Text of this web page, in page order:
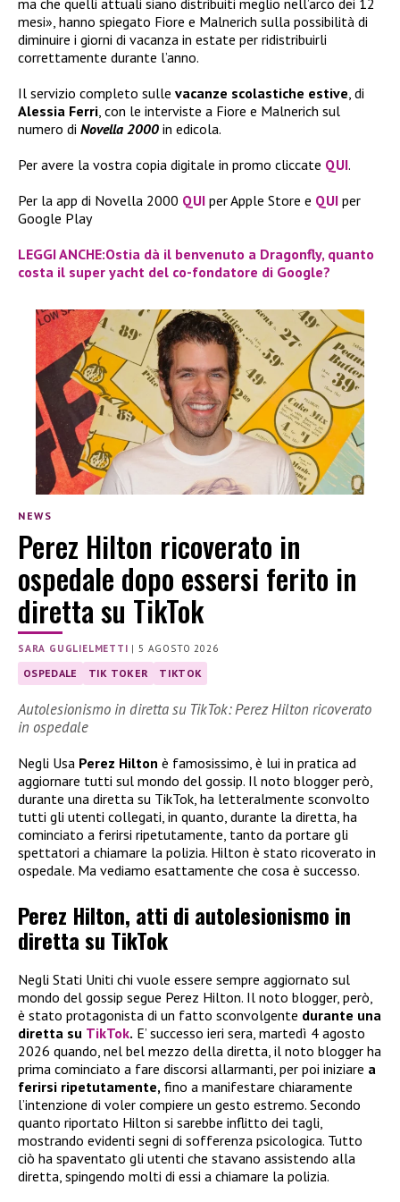
mesi», hanno spiegato Fiore e Malnerich sulla possibilità di
diminuire i giorni di vacanza in estate per ridistribuirli
correttamente durante l’anno.
Il servizio completo sulle vacanze scolastiche estive , di
Alessia Ferri , con le interviste a Fiore e Malnerich sul
numero di Novella 2000 in edicola.
Per avere la vostra copia digitale in promo cliccate QUI.
Per la app di Novella 2000 QUI per Apple Store e QUI per
Google Play
LEGGI ANCHE:Ostia dà il benvenuto a Dragonfly, quanto
costa il super yacht del co-fondatore di Google?
NEWS
Perez Hilton ricoverato in
ospedale dopo essersi ferito in
diretta su TikTok
SARA GUGLIELMETTI |5 AGOSTO 2026
OSPEDALE TIK TOKER TIKTOK
Autolesionismo in diretta su TikTok: Perez Hilton ricoverato
in ospedale
Negli Usa Perez Hilton è famosissimo, è lui in pratica ad
aggiornare tutti sul mondo del gossip. Il noto blogger però,
durante una diretta su TikTok, ha letteralmente sconvolto
tutti gli utenti collegati, in quanto, durante la diretta, ha
cominciato a ferirsi ripetutamente, tanto da portare gli
spettatori a chiamare la polizia. Hilton è stato ricoverato in
ospedale. Ma vediamo esattamente che cosa è successo.
Perez Hilton, atti di autolesionismo in
diretta su TikTok
Negli Stati Uniti chi vuole essere sempre aggiornato sul
mondo del gossip segue Perez Hilton. Il noto blogger, però,
è stato protagonista di un fatto sconvolgente durante una
diretta su TikTok. E’ successo ieri sera, martedì 4 agosto
2026 quando, nel bel mezzo della diretta, il noto blogger ha
prima cominciato a fare discorsi allarmanti, per poi iniziare a
ferirsi ripetutamente, fino a manifestare chiaramente
l’intenzione di voler compiere un gesto estremo. Secondo
quanto riportato Hilton si sarebbe inflitto dei tagli,
mostrando evidenti segni di sofferenza psicologica. Tutto
ciò ha spaventato gli utenti che stavano assistendo alla
diretta, spingendo molti di essi a chiamare la polizia.